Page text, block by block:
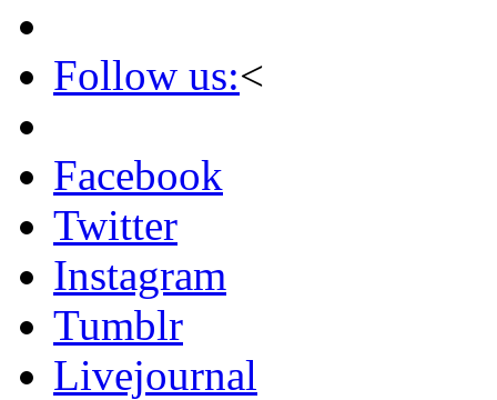
Follow us:<
Facebook
Twitter
Instagram
Tumblr
Livejournal